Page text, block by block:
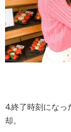
4.終了時刻にな
却。